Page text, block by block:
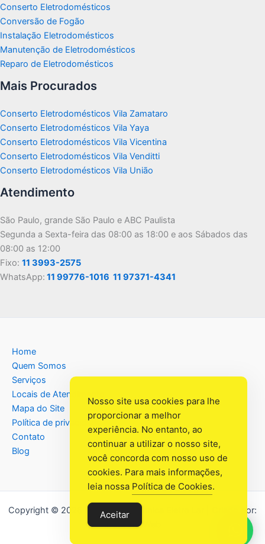
Conserto Eletrodomésticos
Conversão de Fogão
Instalação Eletrodomésticos
Manutenção de Eletrodomésticos
Reparo de Eletrodomésticos
Mais Procurados
Conserto Eletrodomésticos Vila Zamataro
Conserto Eletrodomésticos Vila Yaya
Conserto Eletrodomésticos Vila Vicentina
Conserto Eletrodomésticos Vila Venditti
Conserto Eletrodomésticos Vila União
Atendimento
São Paulo, grande São Paulo e ABC Paulista
Segunda a Sexta-feira das 08:00 as 18:00 e aos Sábados das
08:00 as 12:00
Fixo: 11 3993-2575
WhatsApp: 11 99776-1016 11 97371-4341
Home
Quem Somos
Serviços
Locais de Atendimento
Mapa do Site
Política de privacidade
Contato
Blog
Copyright © 2026 Assistência Têcnica Eletro Lar | Criado por:
Industrial Web
Nosso site usa cookies para lhe
proporcionar a melhor
experiência. No entanto, ao
continuar a utilizar o nosso site,
você concorda com nosso uso de
cookies. Para mais informações,
leia nossa Política de Cookies.
Aceitar